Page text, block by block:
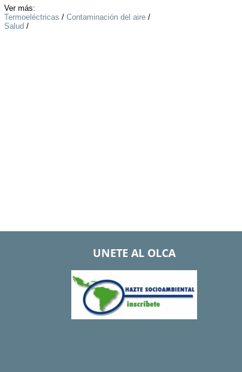
Ver más:
Termoeléctricas / Contaminación del aire/
Salud /
UNETE AL OLCA